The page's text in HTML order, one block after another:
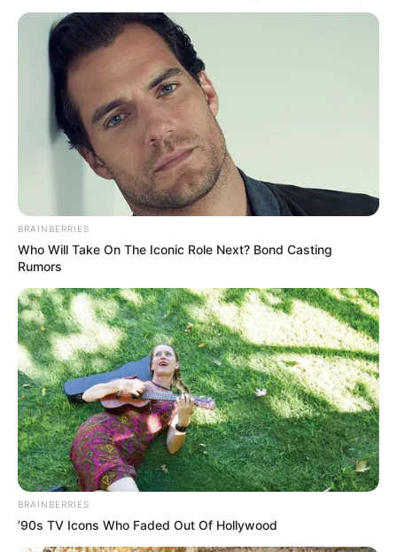
BRAINBERRIES
Who Will Take On The Iconic Role Next? Bond Casting
Rumors
BRAINBERRIES
’90s TV Icons Who Faded Out Of Hollywood